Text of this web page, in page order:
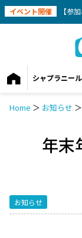
イベント開催 【参加
シャプラニー
Home ＞ お知らせ ＞
年末
お知らせ